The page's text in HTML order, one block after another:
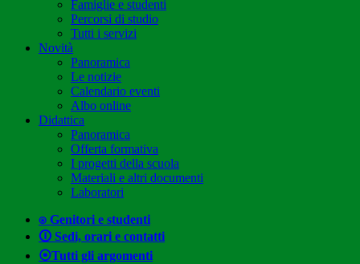
Famiglie e studenti
Percorsi di studio
Tutti i servizi
Novità
Panoramica
Le notizie
Calendario eventi
Albo online
Didattica
Panoramica
Offerta formativa
I progetti della scuola
Materiali e altri documenti
Laboratori
⍟ Genitori e studenti
🛈 Sedi, orari e contatti
⦿Tutti gli argomenti